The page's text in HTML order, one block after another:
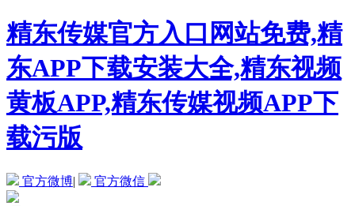
精东传媒官方入口网站免费,精
东APP下载安装大全,精东视频
黄板APP,精东传媒视频APP下
载污版
官方微博| 官方微信